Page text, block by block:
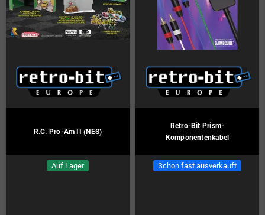
R.C. Pro-Am II (NES)
Auf Lager
Retro-Bit Prism-
Komponentenkabel
Schon fast ausverkauft